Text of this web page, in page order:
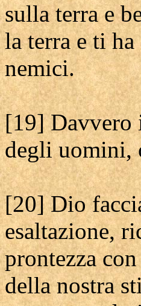
sulla terra e
la terra e ti
nemici.
[19] Davvero
degli uomini,
[20] Dio
esaltazione,
prontezza
della nostra